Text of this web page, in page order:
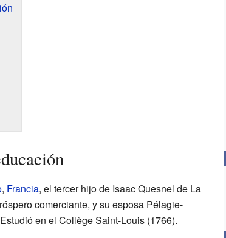
, Francia, el tercer hijo de Isaac Quesnel de La
comerciante, y su esposa Pélagie-
en el Collège Saint-Louis (1766).